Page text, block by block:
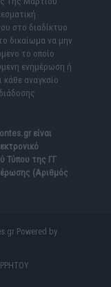
στο διαδίκτυο
δικαίωμα να μην
το οποίο
ενημέρωση ή
αναγκαίο
είναι
Τύπου της ΓΓ
(Αριθμός
Powered by